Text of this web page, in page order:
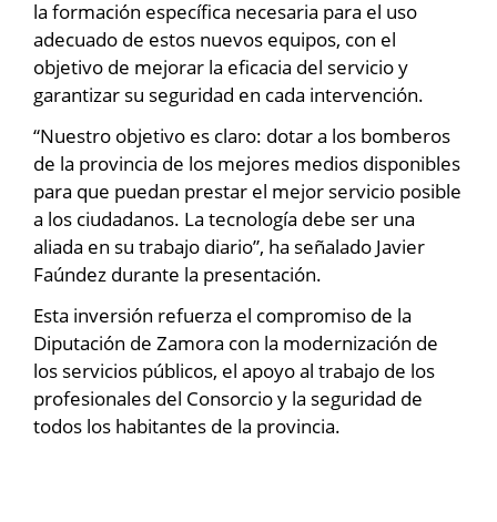
la formación específica necesaria para el uso
adecuado de estos nuevos equipos, con el
objetivo de mejorar la eficacia del servicio y
garantizar su seguridad en cada intervención.
“Nuestro objetivo es claro: dotar a los bomberos
de la provincia de los mejores medios disponibles
para que puedan prestar el mejor servicio posible
a los ciudadanos. La tecnología debe ser una
aliada en su trabajo diario”, ha señalado Javier
Faúndez durante la presentación.
Esta inversión refuerza el compromiso de la
Diputación de Zamora con la modernización de
los servicios públicos, el apoyo al trabajo de los
profesionales del Consorcio y la seguridad de
todos los habitantes de la provincia.